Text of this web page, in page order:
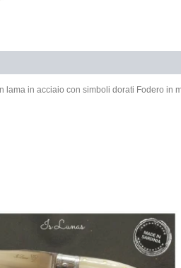
in acciaio con simboli dorati Fodero